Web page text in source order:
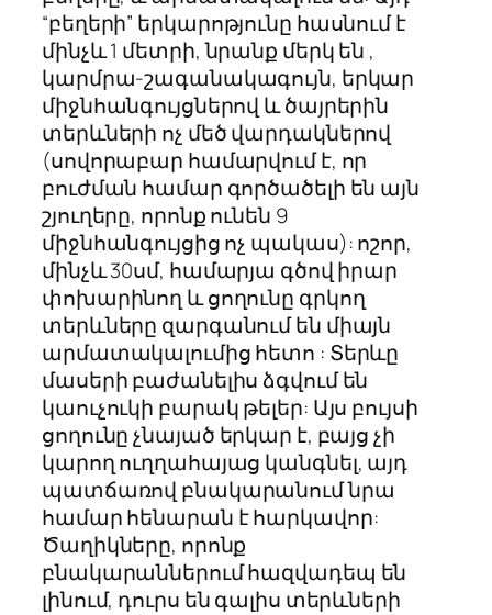
“բեղերի” երկարոթյունը հասնում է
մինչև 1 մետրի, նրանք մերկ են ,
կարմրա-շագանակագույն, երկար
միջնհանգույցներով և ծայրերին
տերևների ոչ մեծ վարդակներով
(սովորաբար համարվում է, որ
բուժման համար գործածելի են այն
շյուղերը, որոնք ունեն 9
միջնհանգույցից ոչ պակաս): ոշոր,
մինչև 30սմ, համարյա գծով իրար
փոխարինող և ցողունը գրկող
տերևները զարգանում են միայն
արմատակալումից հետո : Տերևը
մասերի բաժանելիս ձգվում են
կաուչուկի բարակ թելեր: Այս բույսի
ցողունը չնայած երկար է, բայց չի
կարող ուղղահայաց կանգնել, այդ
պատճառով բնակարանում նրա
համար հենարան է հարկավոր:
Ծաղիկները, որոնք
բնակարաններում հազվադեպ են
լինում, դուրս են գալիս տերևների